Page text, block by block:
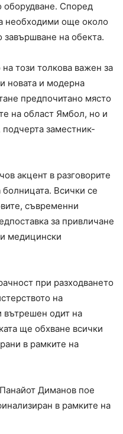
Според
необходими още около
завършване на обекта.
този толкова важен за
новата и модерна
предпочитано място
на област Ямбол, но и
заместник-
акцент в разговорите
Всички се
съвременни
за привличане
медицински
при разходването
на
вътрешен одит на
ще обхване всички
в рамките на
Диманов пое
в рамките на